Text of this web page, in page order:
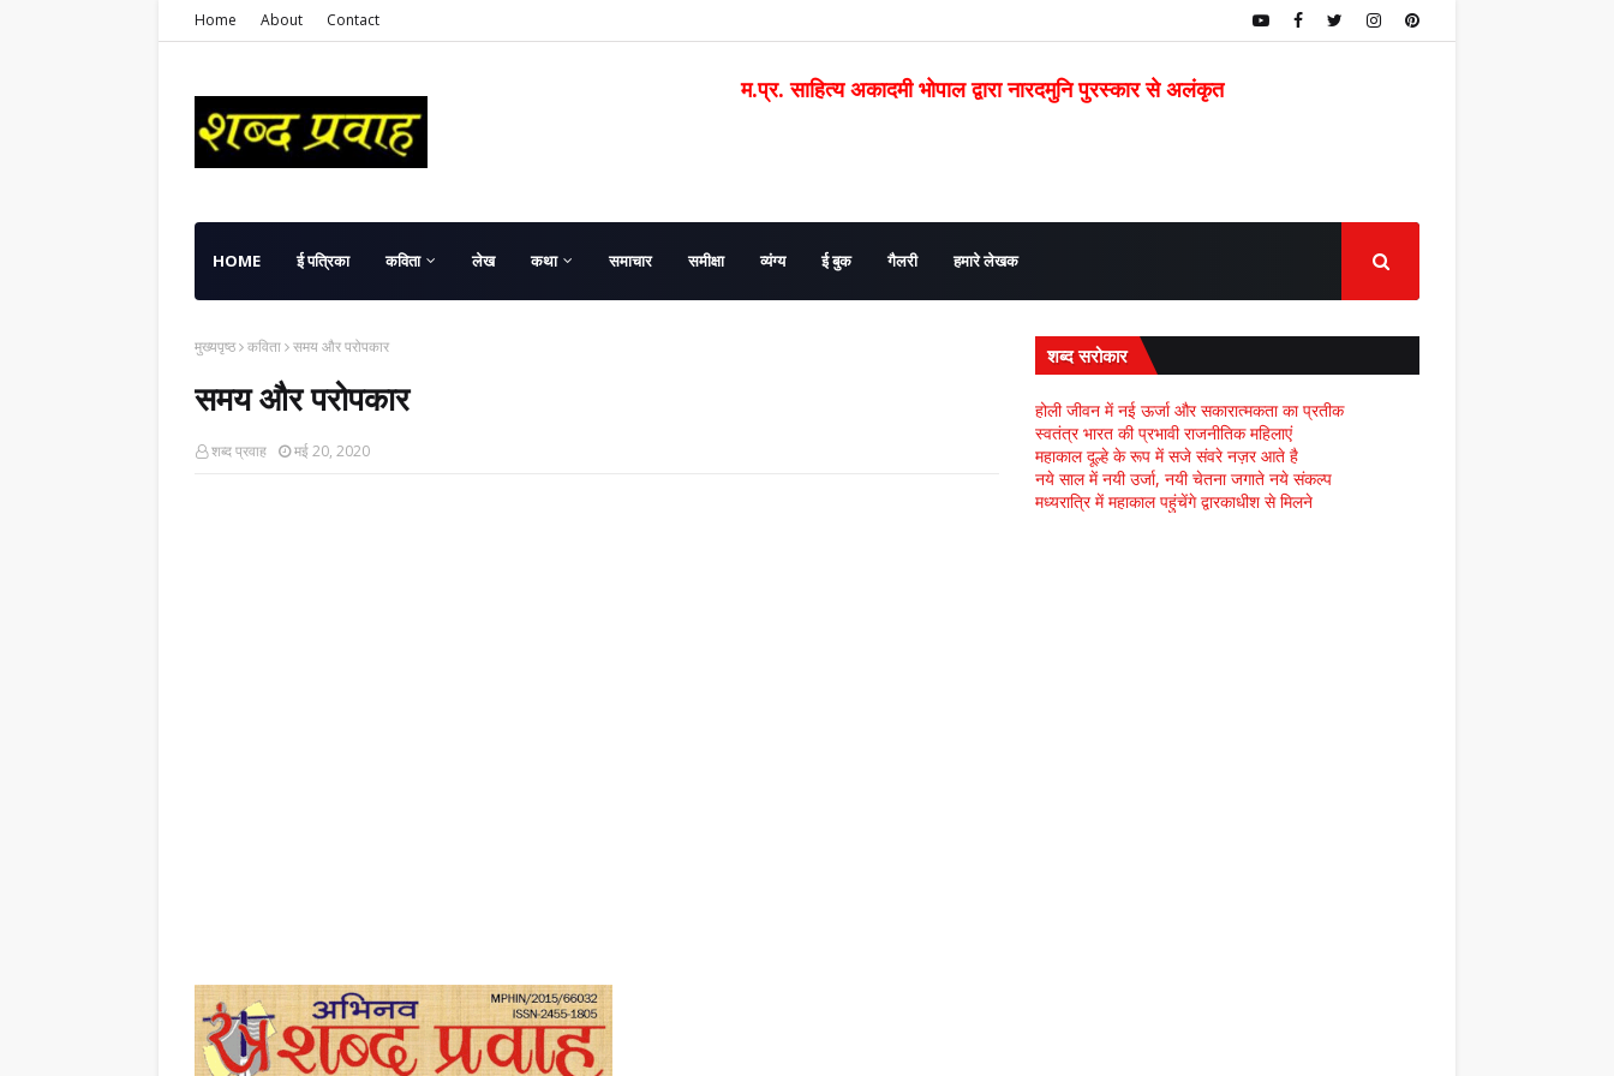
Home About Contact
म.प्र. साहित्य अकादमी भोपाल द्वारा नारदमुनि पुरस्कार से अलंकृत
HOME ई पत्रिका कविता लेख कथा समाचार समीक्षा व्यंग्य ई बुक गैलरी हमारे लेखक
मुख्यपृष्ठ कविता समय और परोपकार
समय और परोपकार
शब्द प्रवाह मई 20, 2020
शब्द सरोकार
होली जीवन में नई ऊर्जा और सकारात्मकता का प्रतीक
स्वतंत्र भारत की प्रभावी राजनीतिक महिलाएं
महाकाल दूल्हे के रूप में सजे संवरे नज़र आते है
नये साल में नयी उर्जा, नयी चेतना जगाते नये संकल्प
मध्यरात्रि में महाकाल पहुंचेंगे द्वारकाधीश से मिलने